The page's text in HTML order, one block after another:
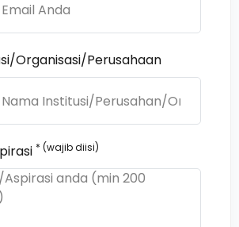
Organisasi/Perusahaan
* (wajib diisi)